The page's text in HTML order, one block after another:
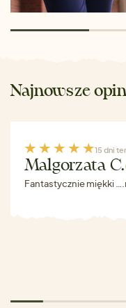
Najnowsze
15 dni
Malgorzata C.
Fantastycznie miękki